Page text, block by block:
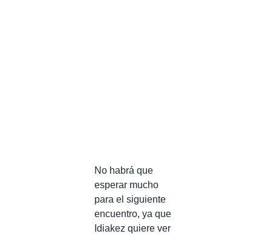
No habrá que
esperar mucho
para el siguiente
encuentro, ya que
Idiakez quiere ver